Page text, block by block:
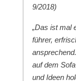
9/2018)
„Das ist mal
führer,
auf dem
und Ideen